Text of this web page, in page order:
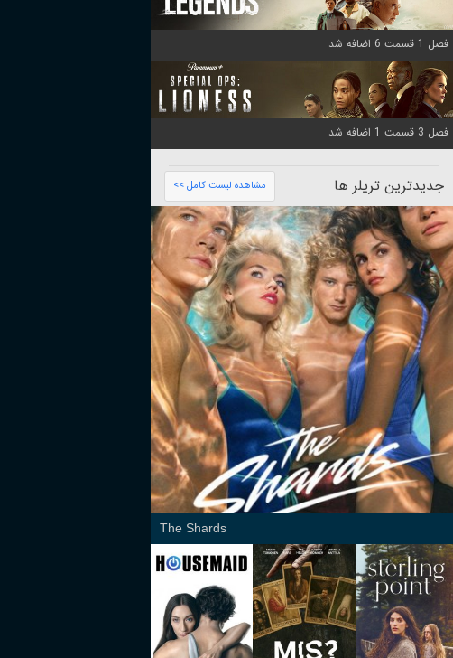
فصل 1 قسمت 6 اضافه شد
فصل 3 قسمت 1 اضافه شد
جدیدترین تریلر ها مشاهده لیست کامل >>
The Shards